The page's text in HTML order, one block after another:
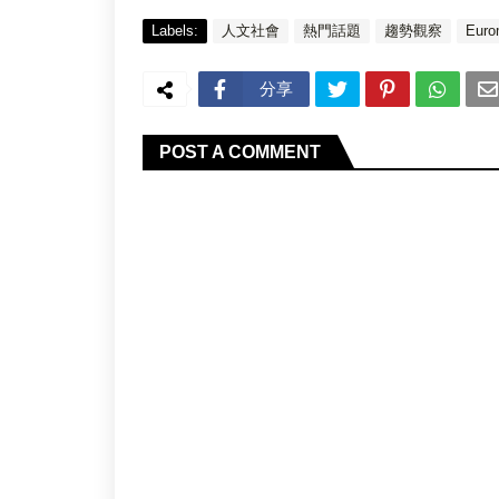
Labels: 人文社會 熱門話題 趨勢觀察
分享
POST A COMMENT